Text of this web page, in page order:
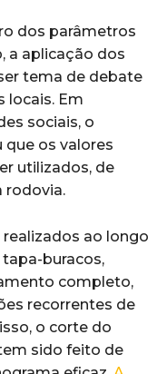
dos parâmetros
a aplicação dos
tema de debate
locais. Em
sociais, o
os valores
utilizados, de
rodovia.
realizados ao longo
buracos,
completo,
recorrentes de
o corte do
sido feito de